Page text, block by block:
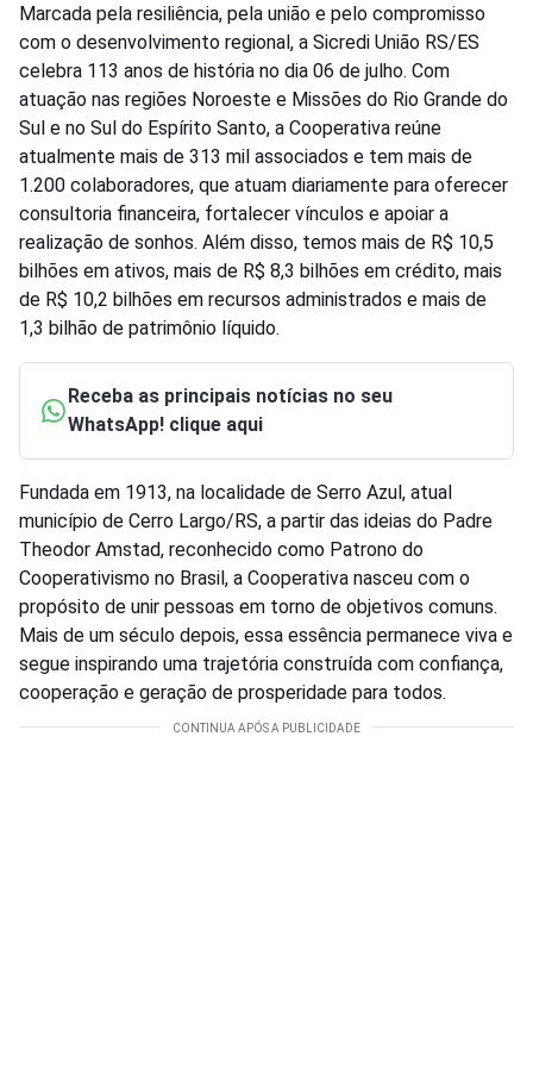
Marcada pela resiliência, pela união e pelo compromisso
com o desenvolvimento regional, a Sicredi União RS/ES
celebra 113 anos de história no dia 06 de julho. Com
atuação nas regiões Noroeste e Missões do Rio Grande do
Sul e no Sul do Espírito Santo, a Cooperativa reúne
atualmente mais de 313 mil associados e tem mais de
1.200 colaboradores, que atuam diariamente para oferecer
consultoria financeira, fortalecer vínculos e apoiar a
realização de sonhos. Além disso, temos mais de R$ 10,5
bilhões em ativos, mais de R$ 8,3 bilhões em crédito, mais
de R$ 10,2 bilhões em recursos administrados e mais de
1,3 bilhão de patrimônio líquido.
Receba as principais notícias no seu
WhatsApp! clique aqui
Fundada em 1913, na localidade de Serro Azul, atual
município de Cerro Largo/RS, a partir das ideias do Padre
Theodor Amstad, reconhecido como Patrono do
Cooperativismo no Brasil, a Cooperativa nasceu com o
propósito de unir pessoas em torno de objetivos comuns.
Mais de um século depois, essa essência permanece viva e
segue inspirando uma trajetória construída com confiança,
cooperação e geração de prosperidade para todos.